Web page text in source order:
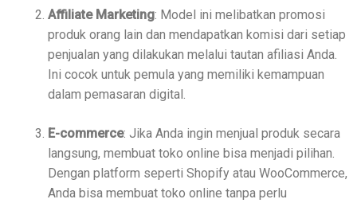
Affiliate Marketing: Model ini melibatkan promosi
produk orang lain dan mendapatkan komisi dari setiap
penjualan yang dilakukan melalui tautan afiliasi Anda.
Ini cocok untuk pemula yang memiliki kemampuan
dalam pemasaran digital.
E-commerce: Jika Anda ingin menjual produk secara
langsung, membuat toko online bisa menjadi pilihan.
Dengan platform seperti Shopify atau WooCommerce,
Anda bisa membuat toko online tanpa perlu